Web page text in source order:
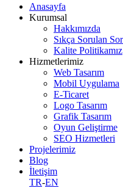
Anasayfa
Kurumsal
Hakkımızda
Sıkça Sorulan
Kalite Politikamız
Hizmetlerimiz
Web Tasarım
Mobil Uygulama
E-Ticaret
Logo Tasarım
Grafik Tasarım
Oyun Geliştirme
SEO Hizmetleri
Projelerimiz
Blog
İletişim
TR-EN